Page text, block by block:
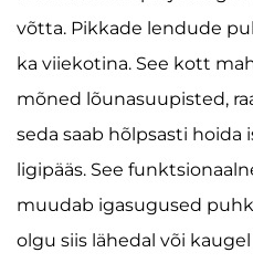
võtta. Pikkade lendude
ka viiekotina. See kott
mõned lõunasuupisted,
seda saab hõlpsasti hoida
ligipääs. See
muudab igasugused
olgu siis lähedal või kaugel